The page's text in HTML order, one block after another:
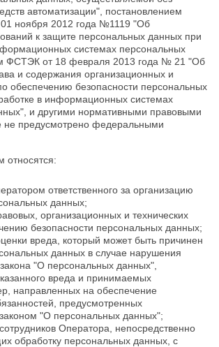
автоматизации", постановлением
01 ноября 2012 года №1119 "Об
к защите персональных данных при
системах персональных
ФСТЭК от 18 февраля 2013 года № 21 "Об
и содержания организационных и
обеспечению безопасности персональных
в информационных системах
и другими нормативными правовыми
не предусмотрено федеральными
относятся:
ответственного за организацию
данных;
организационных и технических
безопасности персональных данных;
вреда, который может быть причинен
данных в случае нарушения
"О персональных данных",
вреда и принимаемых
направленных на обеспечение
предусмотренных
"О персональных данных";
Оператора, непосредственно
обработку персональных данных, с